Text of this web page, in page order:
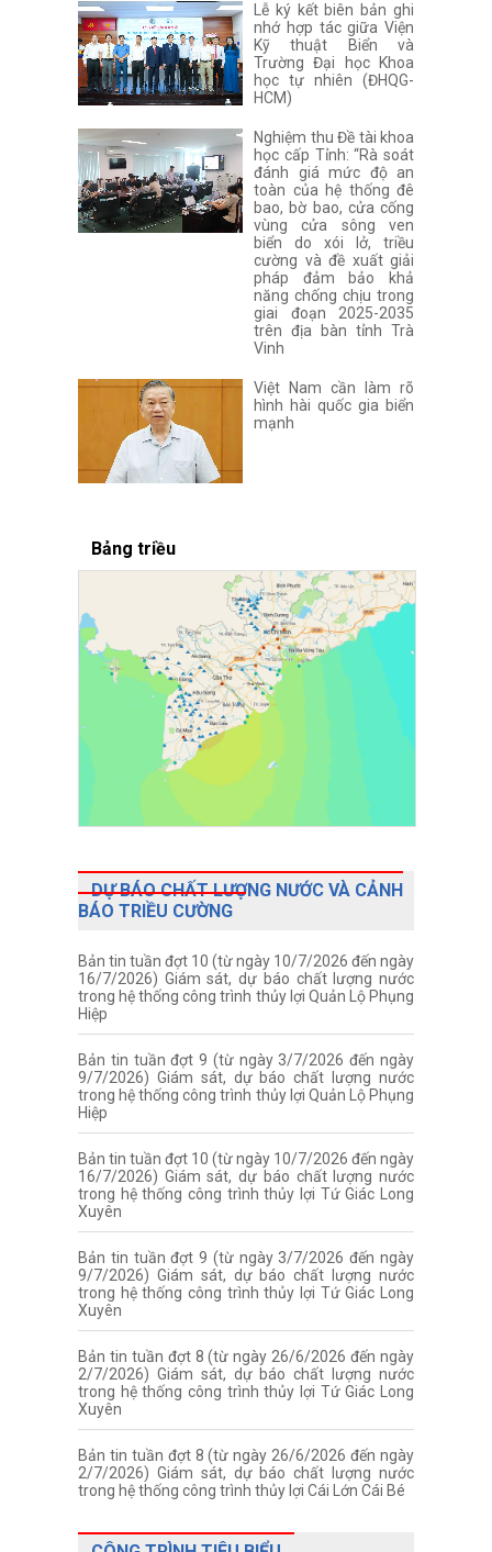
Lễ ký kết biên bản ghi
nhớ hợp tác giữa Viện
Kỹ thuật Biển và
Trường Đại học Khoa
học tự nhiên (ĐHQG-
HCM)
Nghiệm thu Đề tài khoa
học cấp Tỉnh: “Rà soát
đánh giá mức độ an
toàn của hệ thống đê
bao, bờ bao, cửa cống
vùng cửa sông ven
biển do xói lở, triều
cường và đề xuất giải
pháp đảm bảo khả
năng chống chịu trong
giai đoạn 2025-2035
trên địa bàn tỉnh Trà
Vinh
Việt Nam cần làm rõ
hình hài quốc gia biển
mạnh
Bảng triều
DỰ BÁO CHẤT LƯỢNG NƯỚC VÀ CẢNH
BÁO TRIỀU CƯỜNG
Bản tin tuần đợt 10 (từ ngày 10/7/2026 đến ngày
16/7/2026) Giám sát, dự báo chất lượng nước
trong hệ thống công trình thủy lợi Quản Lộ Phụng
Hiệp
Bản tin tuần đợt 9 (từ ngày 3/7/2026 đến ngày
9/7/2026) Giám sát, dự báo chất lượng nước
trong hệ thống công trình thủy lợi Quản Lộ Phụng
Hiệp
Bản tin tuần đợt 10 (từ ngày 10/7/2026 đến ngày
16/7/2026) Giám sát, dự báo chất lượng nước
trong hệ thống công trình thủy lợi Tứ Giác Long
Xuyên
Bản tin tuần đợt 9 (từ ngày 3/7/2026 đến ngày
9/7/2026) Giám sát, dự báo chất lượng nước
trong hệ thống công trình thủy lợi Tứ Giác Long
Xuyên
Bản tin tuần đợt 8 (từ ngày 26/6/2026 đến ngày
2/7/2026) Giám sát, dự báo chất lượng nước
trong hệ thống công trình thủy lợi Tứ Giác Long
Xuyên
Bản tin tuần đợt 8 (từ ngày 26/6/2026 đến ngày
2/7/2026) Giám sát, dự báo chất lượng nước
trong hệ thống công trình thủy lợi Cái Lớn Cái Bé